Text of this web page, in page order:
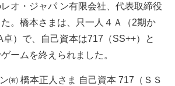
オ・ジャパ ン有限会社、代表取締役
。橋本さまは、只一人４Ａ（2期か
卓）で、自己資本は717（SS++）と
ームを終えられました。
㈲ 橋本正人さま 自己資本 717（ＳＳ